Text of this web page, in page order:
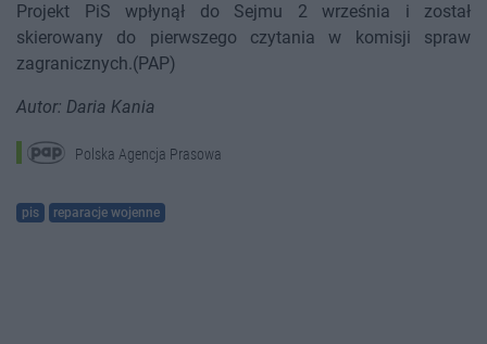
Projekt PiS wpłynął do Sejmu 2 września i został
skierowany do pierwszego czytania w komisji spraw
zagranicznych.(PAP)
Autor: Daria Kania
Polska Agencja Prasowa
pis reparacje wojenne